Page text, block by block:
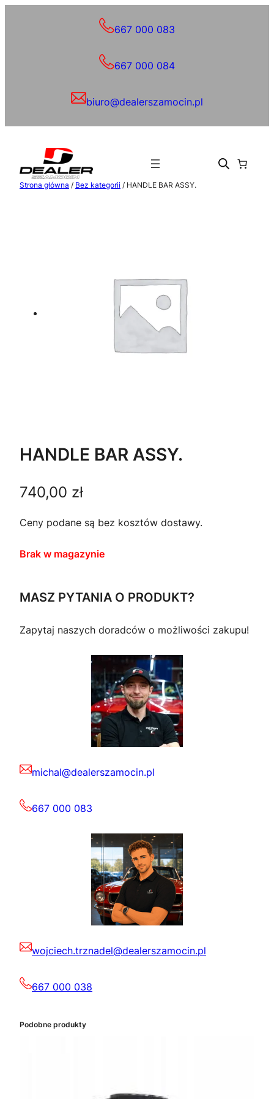
667 000 083
667 000 084
biuro@dealerszamocin.pl
Strona główna / Bez kategorii / HANDLE BAR ASSY.
HANDLE BAR ASSY.
740,00 zł
Ceny podane są bez kosztów dostawy.
Brak w magazynie
MASZ PYTANIA O PRODUKT?
Zapytaj naszych doradców o możliwości zakupu!
michal@dealerszamocin.pl
667 000 083
wojciech.trznadel@dealerszamocin.pl
667 000 038
Podobne produkty